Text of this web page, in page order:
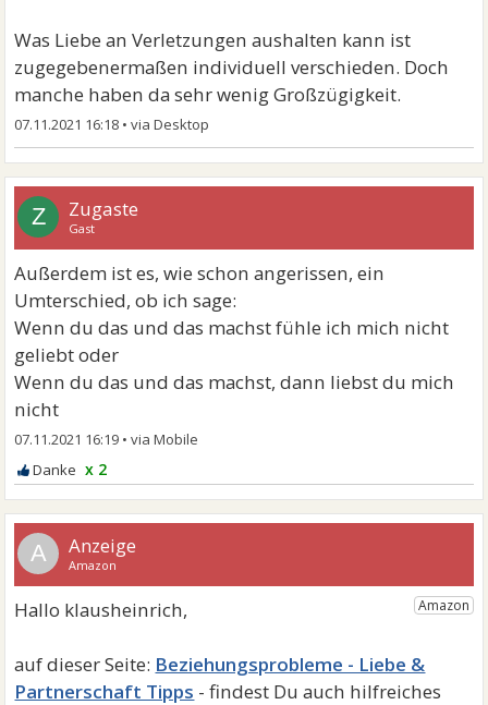
Was Liebe an Verletzungen aushalten kann ist
zugegebenermaßen individuell verschieden. Doch
manche haben da sehr wenig Großzügigkeit.
07.11.2021 16:18 •
Z Zugaste
Gast
Außerdem ist es, wie schon angerissen, ein
Umterschied, ob ich sage:
Wenn du das und das machst fühle ich mich nicht
geliebt oder
Wenn du das und das machst, dann liebst du mich
nicht
07.11.2021 16:19 •
x 2
A
Beziehungsprobleme - Liebe &
Partnerschaft Tipps